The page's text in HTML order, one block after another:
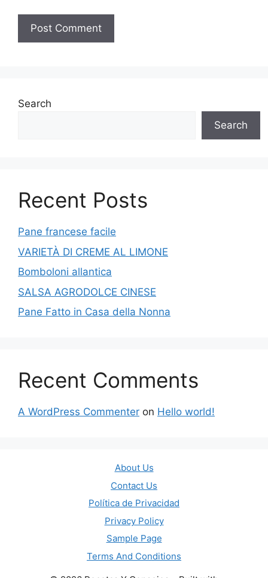
Search
Search
Recent Posts
Pane francese facile
VARIETÀ DI CREME AL LIMONE
Bomboloni allantica
SALSA AGRODOLCE CINESE
Pane Fatto in Casa della Nonna
Recent Comments
A WordPress Commenter on Hello world!
About Us
Contact Us
Política de Privacidad
Privacy Policy
Sample Page
Terms And Conditions